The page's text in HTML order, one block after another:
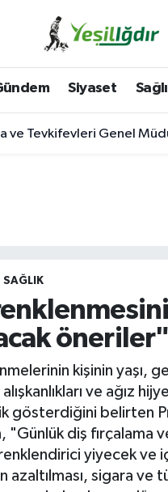
Siyaset
Genel Müdürü Çelebi Yılmaz’dan Iğdır’daki
SAĞLIK
öneriler"
kişinin yaşı,
ve ağız
gösterdiğini belirten
"Günlük diş fırçalama
renklendirici yiyecek ve
azaltılması, sigara ve
Trafik Yoğunluk Haritası
Lig Puan Durumu ve
Haberleri
Arşivi